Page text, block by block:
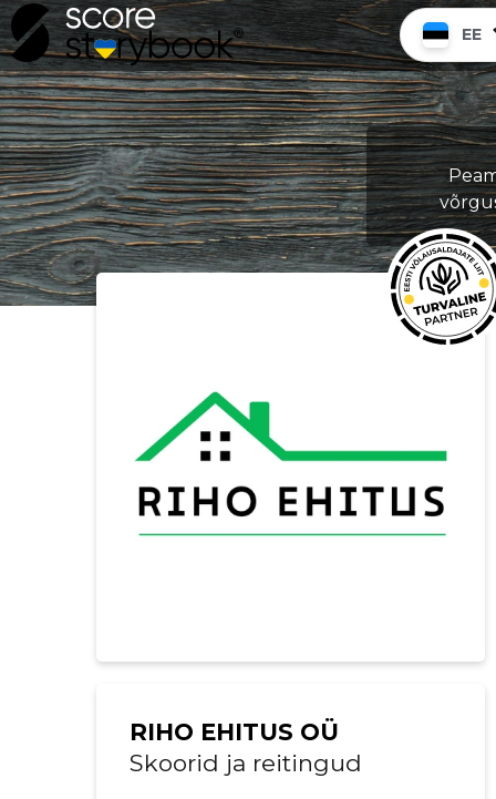
EE
RIHO EHITUS OÜ
Skoorid ja reitingud